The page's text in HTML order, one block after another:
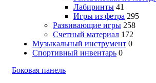
Лабиринты 41
Игры из фетра 295
Развивающие игры 258
Счетный материал 172
Музыкальный инструмент 0
Спортивный инвентарь 0
Боковая панель